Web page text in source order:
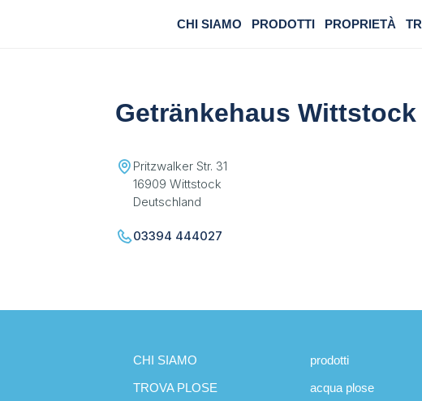
CHI SIAMO PRODOTTI PROPRIETÀ
Getränkehaus Wittstock
Pritzwalker Str. 31
16909 Wittstock
Deutschland
03394 444027
CHI SIAMO
TROVA PLOSE
prodotti
acqua plose